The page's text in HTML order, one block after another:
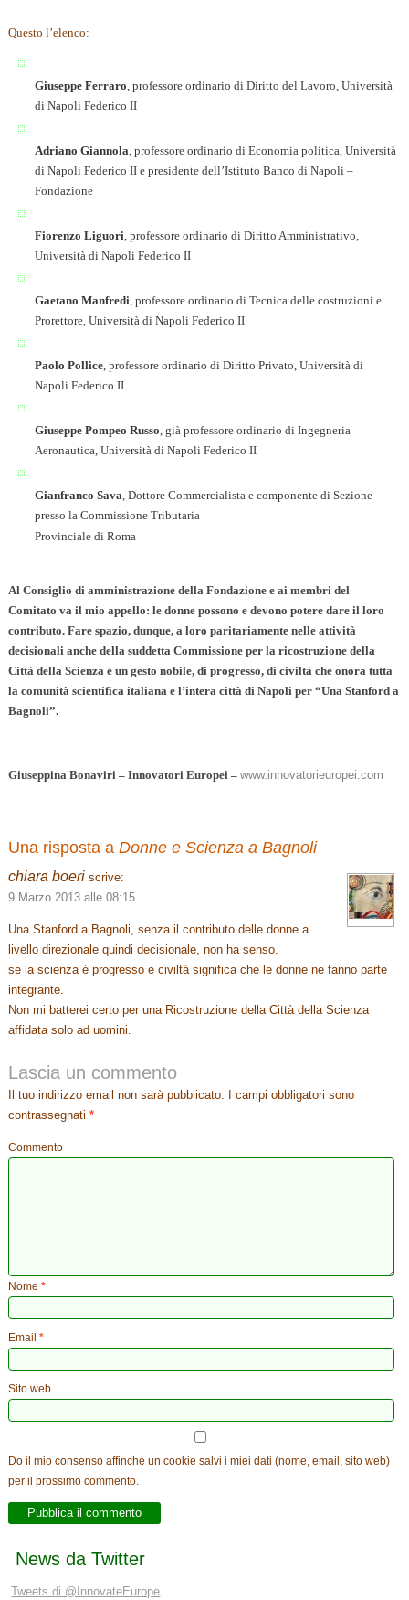
Questo l’elenco:
Giuseppe Ferraro, professore ordinario di Diritto del Lavoro, Università
di Napoli Federico II
Adriano Giannola, professore ordinario di Economia politica, Università
di Napoli Federico II e presidente dell’Istituto Banco di Napoli –
Fondazione
Fiorenzo Liguori, professore ordinario di Diritto Amministrativo,
Università di Napoli Federico II
Gaetano Manfredi, professore ordinario di Tecnica delle costruzioni e
Prorettore, Università di Napoli Federico II
Paolo Pollice, professore ordinario di Diritto Privato, Università di
Napoli Federico II
Giuseppe Pompeo Russo, già professore ordinario di Ingegneria
Aeronautica, Università di Napoli Federico II
Gianfranco Sava, Dottore Commercialista e componente di Sezione
presso la Commissione Tributaria
Provinciale di Roma
Al Consiglio di amministrazione della Fondazione e ai membri del
Comitato va il mio appello: le donne possono e devono potere dare il loro
contributo. Fare spazio, dunque, a loro paritariamente nelle attività
decisionali anche della suddetta Commissione per la ricostruzione della
Città della Scienza è un gesto nobile, di progresso, di civiltà che onora tutta
la comunità scientifica italiana e l’intera città di Napoli per “Una Stanford a
Bagnoli”.
Giuseppina Bonaviri – Innovatori Europei –www.innovatorieuropei.com
Una risposta aDonne e Scienza a Bagnoli
chiara boeri scrive:
9 Marzo 2013 alle 08:15
Una Stanford a Bagnoli, senza il contributo delle donne a
livello direzionale quindi decisionale, non ha senso.
se la scienza é progresso e civiltà significa che le donne ne fanno parte
integrante.
Non mi batterei certo per una Ricostruzione della Città della Scienza
affidata solo ad uomini.
Lascia un commento
Il tuo indirizzo email non sarà pubblicato. I campi obbligatori sono
contrassegnati*
Commento
Nome*
Email*
Sito web
Do il mio consenso affinché un cookie salvi i miei dati (nome, email, sito web)
per il prossimo commento.
News da Twitter
Tweets di @InnovateEurope